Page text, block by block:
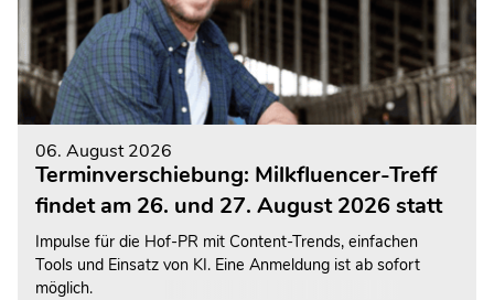
06. August 2026
Terminverschiebung: Milkfluencer-Treff
findet am 26. und 27. August 2026 statt
Impulse für die Hof-PR mit Content-Trends, einfachen
Tools und Einsatz von KI. Eine Anmeldung ist ab sofort
möglich.